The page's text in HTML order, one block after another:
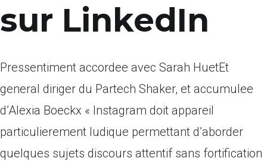
sur LinkedIn
Pressentiment accordee avec Sarah HuetEt
general diriger du Partech Shaker, et accumulee
d’Alexia Boeckx « Instagram doit appareil
particulierement ludique permettant d’aborder
quelques sujets discours attentif sans fortification